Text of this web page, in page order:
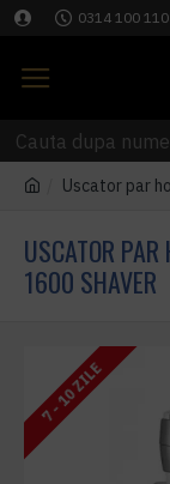
0314 100 110
Uscator par
USCATOR
1600 SHAVER
7 - 10 ZILE